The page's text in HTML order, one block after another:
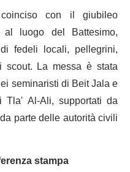
con il giubileo
luogo del Battesimo,
fedeli locali, pellegrini,
scout. La messa è stata
seminaristi di Beit Jala e
Al-Ali, supportati da
parte delle autorità civili
stampa